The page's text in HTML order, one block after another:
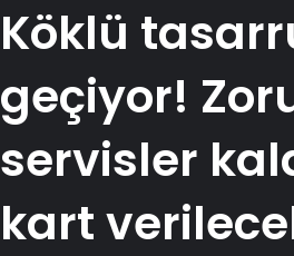
Köklü
geçiyor!
servisler
kart